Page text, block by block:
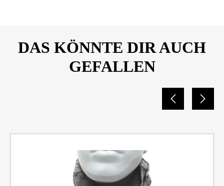
DAS KÖNNTE DIR AUCH
GEFALLEN